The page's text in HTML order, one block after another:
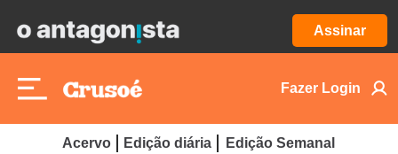
Assinar
Fazer Login
Acervo Edição diária Edição Semanal